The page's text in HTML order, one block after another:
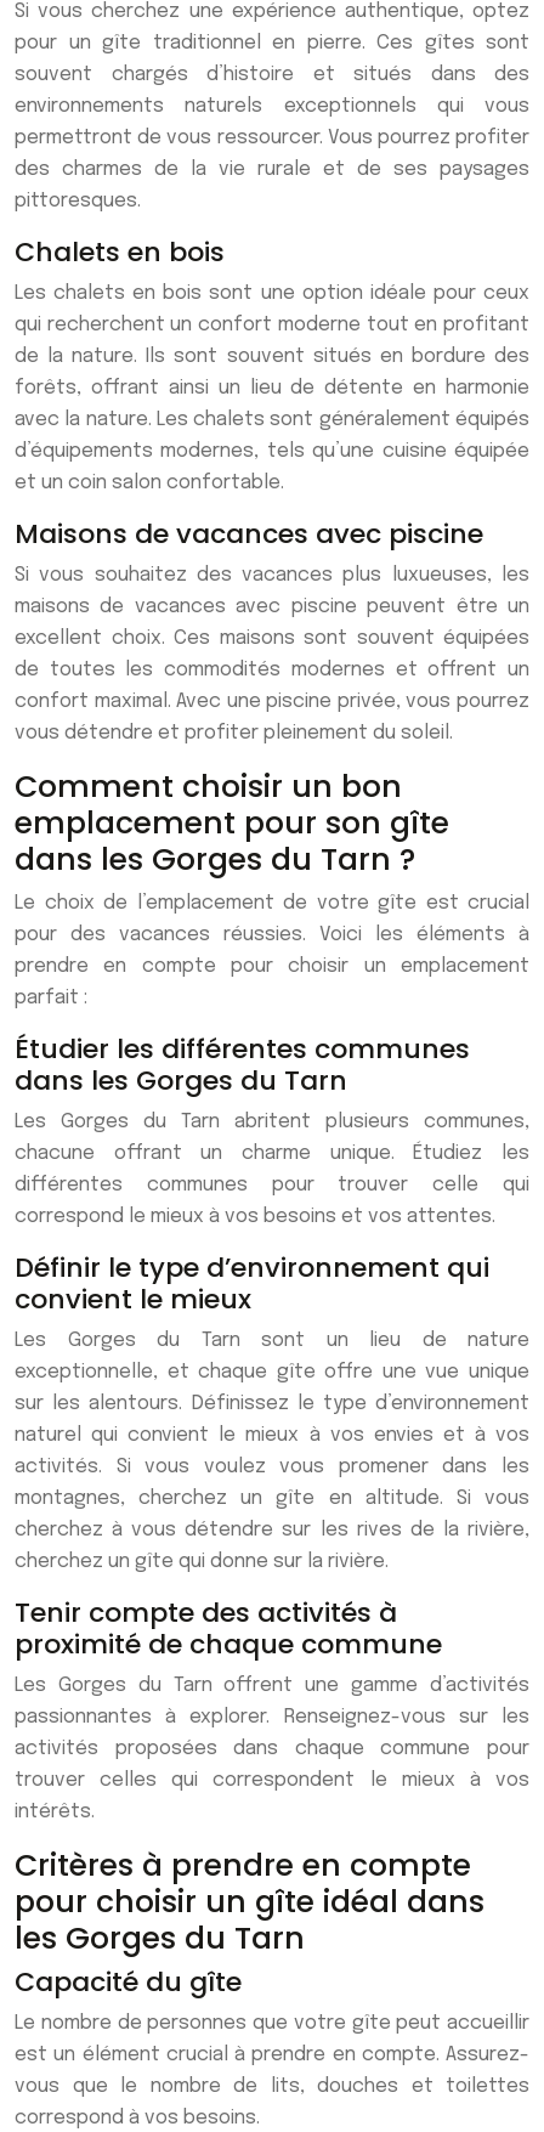
Si vous cherchez une expérience authentique, optez
pour un gîte traditionnel en pierre. Ces gîtes sont
souvent chargés d’histoire et situés dans des
environnements naturels exceptionnels qui vous
permettront de vous ressourcer. Vous pourrez profiter
des charmes de la vie rurale et de ses paysages
pittoresques.
Chalets en bois
Les chalets en bois sont une option idéale pour ceux
qui recherchent un confort moderne tout en profitant
de la nature. Ils sont souvent situés en bordure des
forêts, offrant ainsi un lieu de détente en harmonie
avec la nature. Les chalets sont généralement équipés
d’équipements modernes, tels qu’une cuisine équipée
et un coin salon confortable.
Maisons de vacances avec piscine
Si vous souhaitez des vacances plus luxueuses, les
maisons de vacances avec piscine peuvent être un
excellent choix. Ces maisons sont souvent équipées
de toutes les commodités modernes et offrent un
confort maximal. Avec une piscine privée, vous pourrez
vous détendre et profiter pleinement du soleil.
Comment choisir un bon
emplacement pour son gîte
dans les Gorges du Tarn ?
Le choix de l’emplacement de votre gîte est crucial
pour des vacances réussies. Voici les éléments à
prendre en compte pour choisir un emplacement
parfait :
Étudier les différentes communes
dans les Gorges du Tarn
Les Gorges du Tarn abritent plusieurs communes,
chacune offrant un charme unique. Étudiez les
différentes communes pour trouver celle qui
correspond le mieux à vos besoins et vos attentes.
Définir le type d’environnement qui
convient le mieux
Les Gorges du Tarn sont un lieu de nature
exceptionnelle, et chaque gîte offre une vue unique
sur les alentours. Définissez le type d’environnement
naturel qui convient le mieux à vos envies et à vos
activités. Si vous voulez vous promener dans les
montagnes, cherchez un gîte en altitude. Si vous
cherchez à vous détendre sur les rives de la rivière,
cherchez un gîte qui donne sur la rivière.
Tenir compte des activités à
proximité de chaque commune
Les Gorges du Tarn offrent une gamme d’activités
passionnantes à explorer. Renseignez-vous sur les
activités proposées dans chaque commune pour
trouver celles qui correspondent le mieux à vos
intérêts.
Critères à prendre en compte
pour choisir un gîte idéal dans
les Gorges du Tarn
Capacité du gîte
Le nombre de personnes que votre gîte peut accueillir
est un élément crucial à prendre en compte. Assurez-
vous que le nombre de lits, douches et toilettes
correspond à vos besoins.